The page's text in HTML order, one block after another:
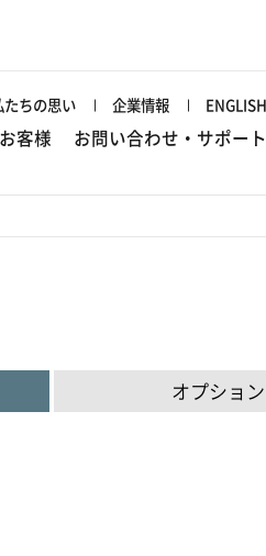
たちの思い 企業情報 ENGLISH
客様 お問い合わせ・サポート
オプション